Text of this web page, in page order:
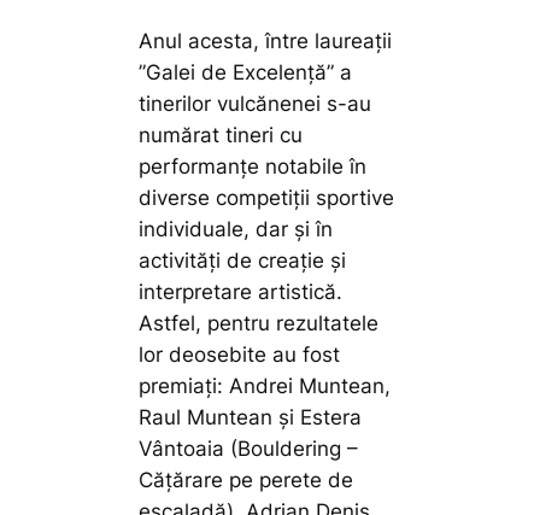
Anul acesta, între laureații
”Galei de Excelență” a
tinerilor vulcănenei s-au
numărat tineri cu
performanțe notabile în
diverse competiții sportive
individuale, dar și în
activități de creație și
interpretare artistică.
Astfel, pentru rezultatele
lor deosebite au fost
premiați: Andrei Muntean,
Raul Muntean și Estera
Vântoaia (Bouldering –
Cățărare pe perete de